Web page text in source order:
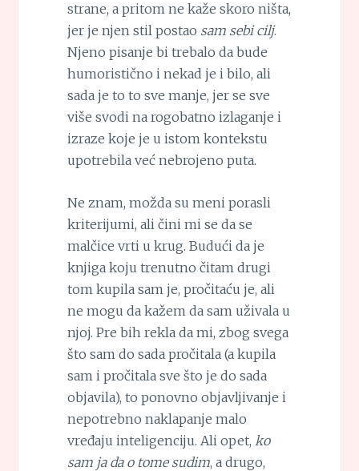
strane, a pritom ne kaže skoro ništa,
jer je njen stil postao sam sebi cilj.
Njeno pisanje bi trebalo da bude
humoristično i nekad je i bilo, ali
sada je to to sve manje, jer se sve
više svodi na rogobatno izlaganje i
izraze koje je u istom kontekstu
upotrebila već nebrojeno puta.
Ne znam, možda su meni porasli
kriterijumi, ali čini mi se da se
malčice vrti u krug. Budući da je
knjiga koju trenutno čitam drugi
tom kupila sam je, pročitaću je, ali
ne mogu da kažem da sam uživala u
njoj. Pre bih rekla da mi, zbog svega
što sam do sada pročitala (a kupila
sam i pročitala sve što je do sada
objavila), to ponovno objavljivanje i
nepotrebno naklapanje malo
vređaju inteligenciju. Ali opet, ko
sam ja da o tome sudim, a drugo,